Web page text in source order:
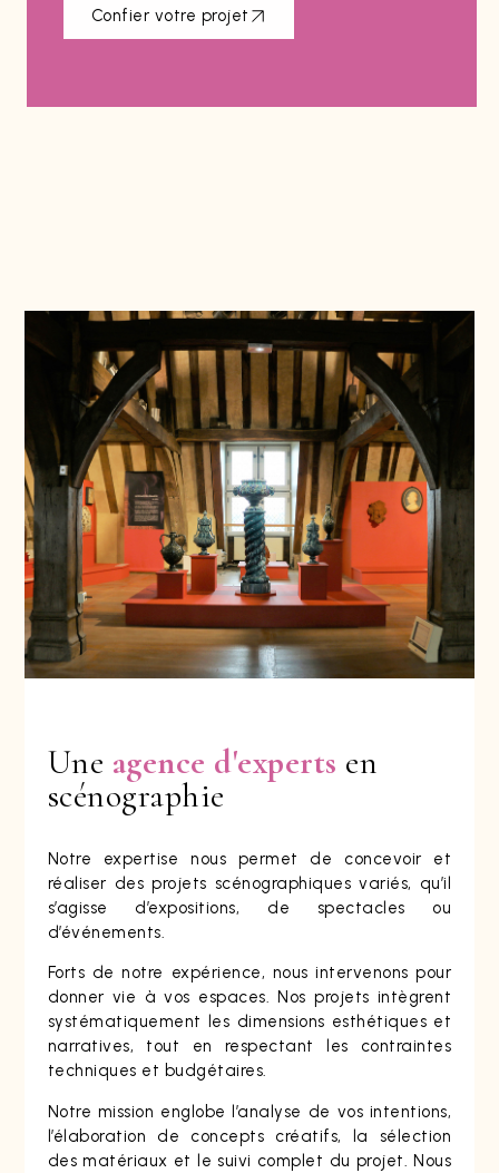
Confier votre projet
Une agence d'experts en
scénographie
Notre expertise nous permet de concevoir et
réaliser des projets scénographiques variés, qu’il
s’agisse d’expositions, de spectacles ou
d’événements.
Forts de notre expérience, nous intervenons pour
donner vie à vos espaces. Nos projets intègrent
systématiquement les dimensions esthétiques et
narratives, tout en respectant les contraintes
techniques et budgétaires.
Notre mission englobe l’analyse de vos intentions,
l’élaboration de concepts créatifs, la sélection
des matériaux et le suivi complet du projet. Nous